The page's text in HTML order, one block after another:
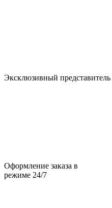
Эксклюзивный
Оформление заказа в
режиме 24/7